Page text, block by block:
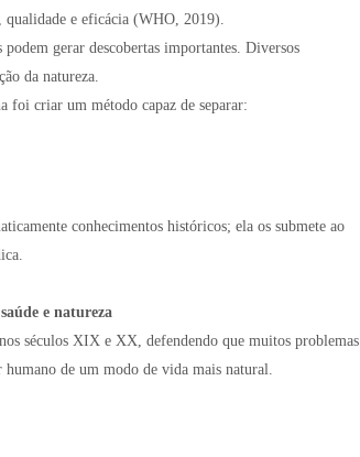
qualidade e eficácia (WHO, 2019).
gerar descobertas importantes. Diversos
da natureza.
foi criar um método capaz de separar:
conhecimentos históricos; ela os submete ao
e natureza
séculos XIX e XX, defendendo que muitos problemas
humano de um modo de vida mais natural.